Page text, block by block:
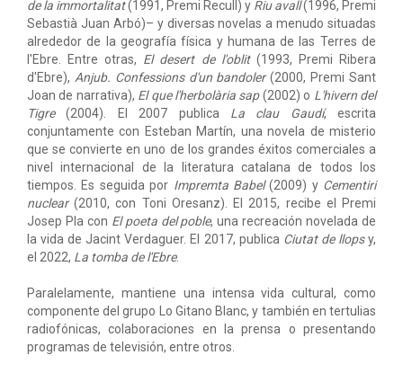
de la immortalitat(1991, Premi Recull) y Riu avall(1996, Premi
Sebastià Juan Arbó)– y diversas novelas a menudo situadas
alrededor de la geografía física y humana de las Terres de
l'Ebre. Entre otras, El desert de l'oblit(1993, Premi Ribera
d'Ebre), Anjub. Confessions d'un bandoler(2000, Premi Sant
Joan de narrativa), El que l'herbolària sap(2002) o L'hivern del
Tigre(2004). El 2007 publica La clau Gaudí, escrita
conjuntamente con Esteban Martín, una novela de misterio
que se convierte en uno de los grandes éxitos comerciales a
nivel internacional de la literatura catalana de todos los
tiempos. Es seguida por Impremta Babel(2009) y Cementiri
nuclear(2010, con Toni Oresanz). El 2015, recibe el Premi
Josep Pla con El poeta del poble, una recreación novelada de
la vida de Jacint Verdaguer. El 2017, publica Ciutat de llopsy,
el 2022, La tomba de l'Ebre.
Paralelamente, mantiene una intensa vida cultural, como
componente del grupo Lo Gitano Blanc, y también en tertulias
radiofónicas, colaboraciones en la prensa o presentando
programas de televisión, entre otros.